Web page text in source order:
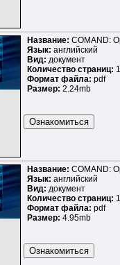
Название: COMAND:
Язык: английский
Вид: документ
Количество страниц:
Формат файла: pdf
Размер: 2.24mb
Название: COMAND:
Язык: английский
Вид: документ
Количество страниц:
Формат файла: pdf
Размер: 4.95mb